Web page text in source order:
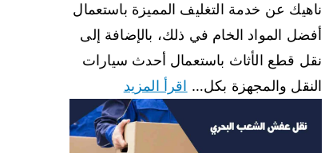
ناهيك عن خدمة التغليف المميزة باستعمال
أفضل المواد الخام في ذلك، بالإضافة إلى
نقل قطع الأثاث باستعمال أحدث سيارات
النقل والمجهزة بكل… اقرأ المزيد